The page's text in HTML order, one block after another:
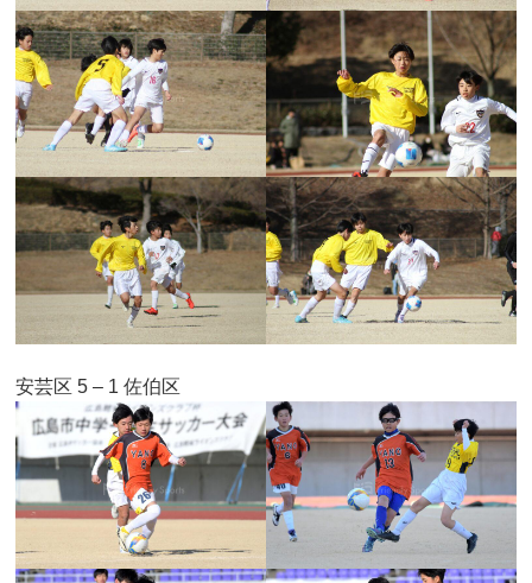
安芸区 5 – 1 佐伯区